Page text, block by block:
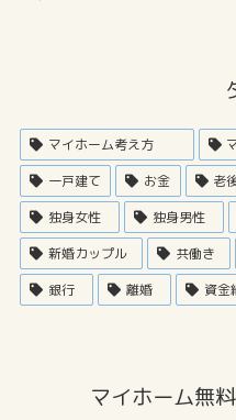
マイホーム考え方
一戸建て
お金 老
独身女性
独身男性
新婚カップル
共働き
銀行
離婚 資金
マイホーム無